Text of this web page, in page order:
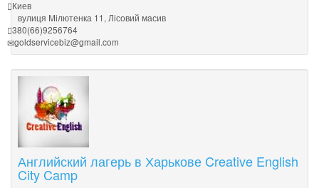
Киев
вулиця Мілютенка 11, Лісовий масив
380(66)9256764
goldservicebiz@gmail.com
Английский лагерь в Харькове Creative English
City Camp